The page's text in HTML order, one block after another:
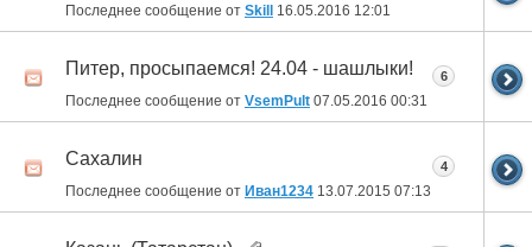
Последнее сообщение от Skill 16.05.2016 12:01
Питер, просыпаемся! 24.04 - шашлыки!
Последнее сообщение от VsemPult 07.05.2016 00:31
6
Сахалин
Последнее сообщение от Иван1234 13.07.2015 07:13
4